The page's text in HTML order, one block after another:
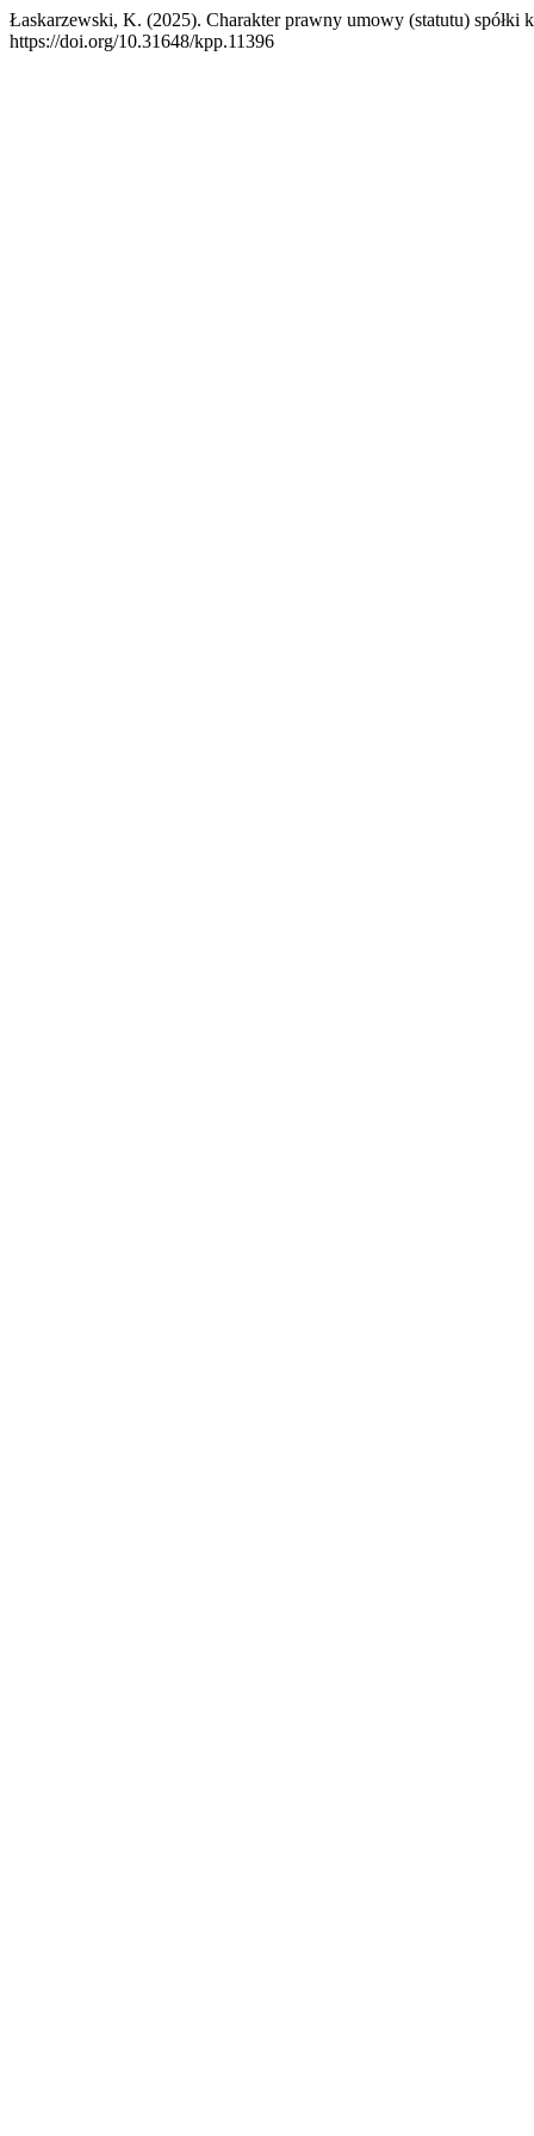
Łaskarzewski, K. (2025). Charakter prawny umowy (statutu) spółki
https://doi.org/10.31648/kpp.11396